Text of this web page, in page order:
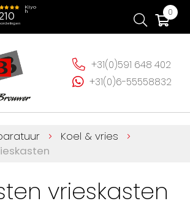
0
+31(0)591 648 402
+31(0)6-55558832
Koel & vries
vrieskasten